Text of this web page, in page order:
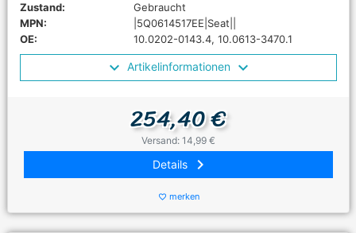
Zustand:
Gebraucht
MPN:
|5Q0614517EE|Seat||
OE:
10.0202-0143.4, 10.0613-3470.1
Artikelinformationen
254,40 €
Versand: 14,99 €
Details keyboard_arrow_right
favorite_border merken